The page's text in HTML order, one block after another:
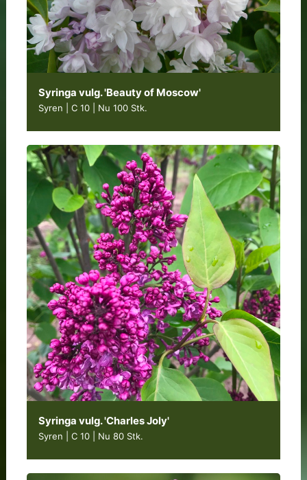
Syringa vulg. 'Beauty of Moscow'
Syren | C 10 Nu 100 Stk.
Syringa vulg. 'Charles Joly'
Syren | C 10 Nu 80 Stk.